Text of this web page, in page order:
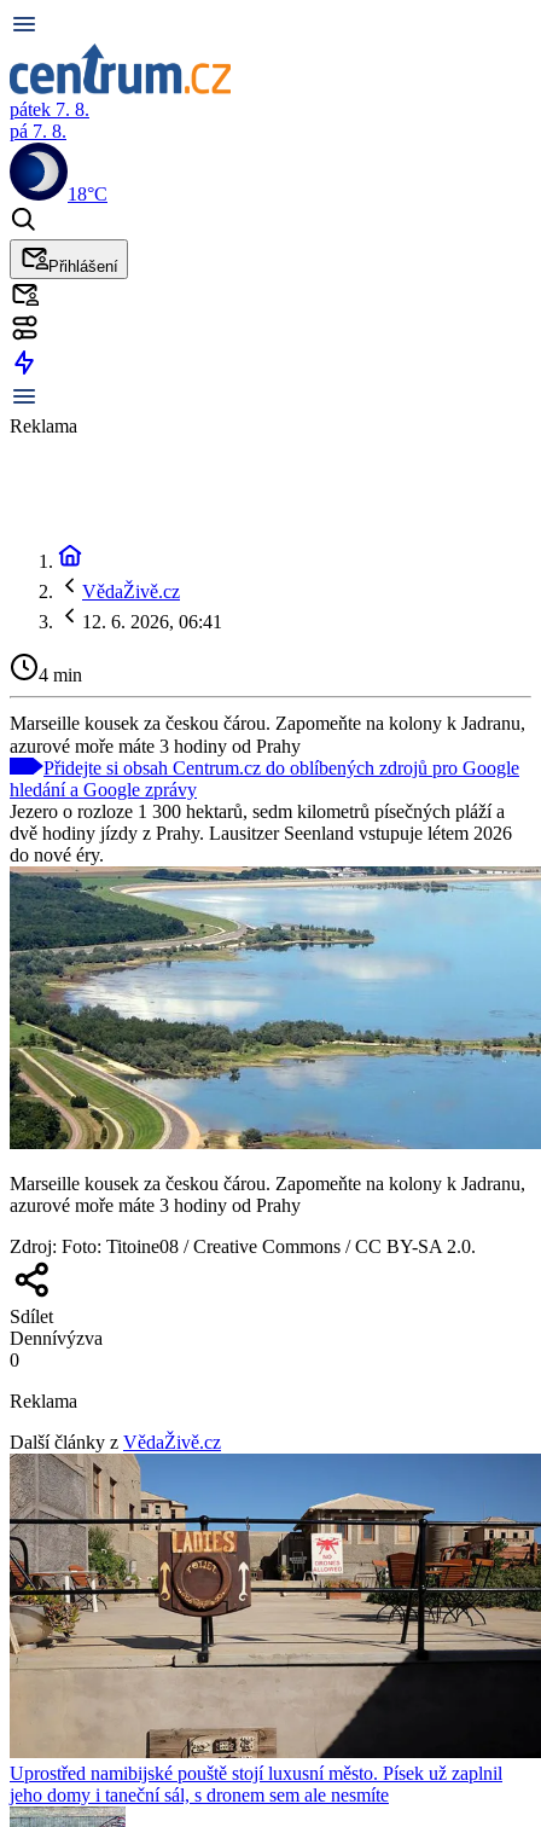
pátek 7. 8.
pá 7. 8.
18°C
Přihlášení
Reklama
VědaŽivě.cz
12. 6. 2026, 06:41
4 min
Marseille kousek za českou čárou. Zapomeňte na kolony k Jadranu,
azurové moře máte 3 hodiny od Prahy
Přidejte si obsah Centrum.cz do oblíbených zdrojů pro Google
hledání a Google zprávy
Jezero o rozloze 1 300 hektarů, sedm kilometrů písečných pláží a
dvě hodiny jízdy z Prahy. Lausitzer Seenland vstupuje létem 2026
do nové éry.
Marseille kousek za českou čárou. Zapomeňte na kolony k Jadranu,
azurové moře máte 3 hodiny od Prahy
Zdroj: Foto: Titoine08 / Creative Commons / CC BY-SA 2.0.
Sdílet
Dennívýzva
0
Reklama
Další články z VědaŽivě.cz
Uprostřed namibijské pouště stojí luxusní město. Písek už zaplnil
jeho domy i taneční sál, s dronem sem ale nesmíte